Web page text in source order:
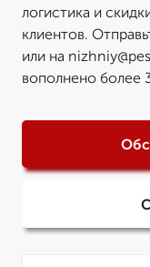
логистика и
клиентов.
или на
вополнено более